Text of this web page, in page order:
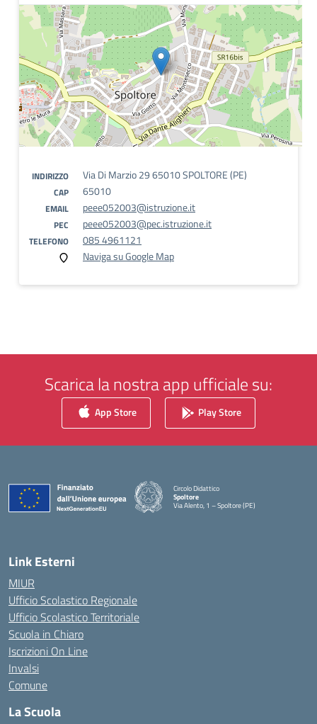
INDIRIZZO Via Di Marzio 29 65010 SPOLTORE (PE)
CAP 65010
EMAIL peee052003@istruzione.it
PEC peee052003@pec.istruzione.it
TELEFONO
085 4961121
Naviga su Google Map
Scarica la nostra app ufficiale su:
App Store Play Store
Circolo Didattico
Spoltore
Via Alento, 1 – Spoltore (PE)
— Visita la pagina iniziale della scuola
Link Esterni
MIUR
Ufficio Scolastico Regionale
Ufficio Scolastico Territoriale
Scuola in Chiaro
Iscrizioni On Line
Invalsi
Comune
La Scuola